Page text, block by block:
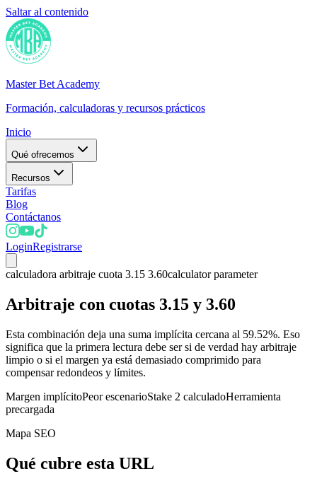
Saltar al contenido
Master Bet Academy
Formación, calculadoras y recursos prácticos
Inicio
Qué ofrecemos
Recursos
Tarifas
Blog
Contáctanos
LoginRegistrarse
calculadora arbitraje cuota 3.15 3.60calculator parameter
Arbitraje con cuotas 3.15 y 3.60
Esta combinación deja una suma implícita cercana al 59.52%. Eso
significa que la primera lectura debe ser si de verdad hay arbitraje
limpio o si el margen ya está demasiado comprimido para
compensar redondeos y límites.
Margen implícitoPeor escenarioStake 2 calculadoHerramienta
precargada
Mapa SEO
Qué cubre esta URL